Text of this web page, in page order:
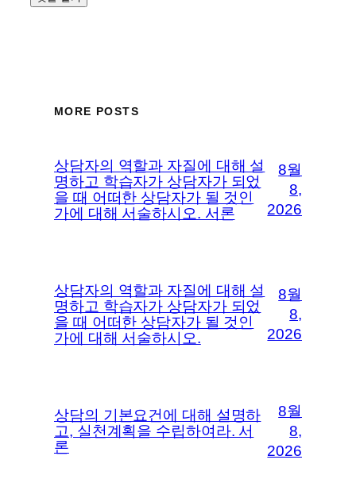
MORE POSTS
상담자의 역할과 자질에 대해 설
명하고 학습자가 상담자가 되었
을 때 어떠한 상담자가 될 것인
가에 대해 서술하시오. 서론
8월
8,
2026
상담자의 역할과 자질에 대해 설
명하고 학습자가 상담자가 되었
을 때 어떠한 상담자가 될 것인
가에 대해 서술하시오.
8월
8,
2026
상담의 기본요건에 대해 설명하
고, 실천계획을 수립하여라. 서
론
8월
8,
2026